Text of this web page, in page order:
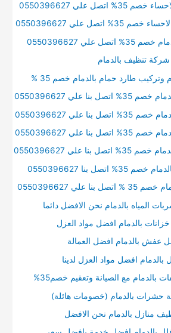
علي 0550396627
علي 0550396627
علي 0550396627
شركة تنظيف بالدمام
طارد حمام بالدمام خصم 35 %
علي 0550396627
علي 0550396627
علي 0550396627
علي 0550396627
بنا 0550396627
علي 0550396627
المياه بالدمام نحن الافضل دائما
بالدمام افضل مواد العزل
عفش بالدمام افضل العمالة
افضل مواد العزل لدينا
مع الصيانة وتعقيم خصم35%
حشرات بالدمام (خصومات هائلة)
منازل بالدمام نحن الافضل